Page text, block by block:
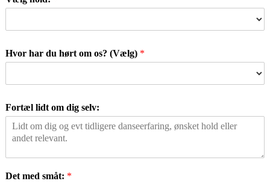
Hvor har du hørt om os? (Vælg) *
Fortæl lidt om dig selv:
Det med småt: *